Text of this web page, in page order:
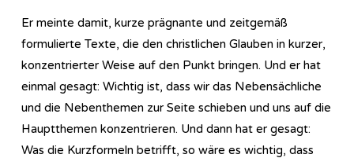
Er meinte damit, kurze prägnante und zeitgemäß
formulierte Texte, die den christlichen Glauben in kurzer,
konzentrierter Weise auf den Punkt bringen. Und er hat
einmal gesagt: Wichtig ist, dass wir das Nebensächliche
und die Nebenthemen zur Seite schieben und uns auf die
Hauptthemen konzentrieren. Und dann hat er gesagt:
Was die Kurzformeln betrifft, so wäre es wichtig, dass